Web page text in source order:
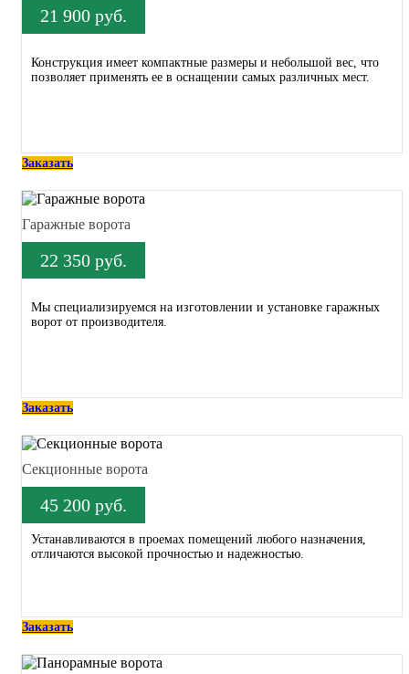
21 900 руб.
Конструкция имеет компактные размеры и небольшой вес, что
позволяет применять ее в оснащении самых различных мест.
Заказать
Гаражные ворота
22 350 руб.
Мы специализируемся на изготовлении и установке гаражных
ворот от производителя.
Заказать
Секционные ворота
45 200 руб.
Устанавливаются в проемах помещений любого назначения,
отличаются высокой прочностью и надежностью.
Заказать